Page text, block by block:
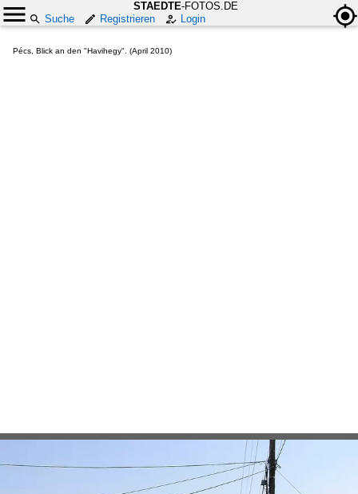
STAEDTE-FOTOS.DE
Suche
Registrieren Login
Pécs, Blick an den "Havihegy". (April 2010)